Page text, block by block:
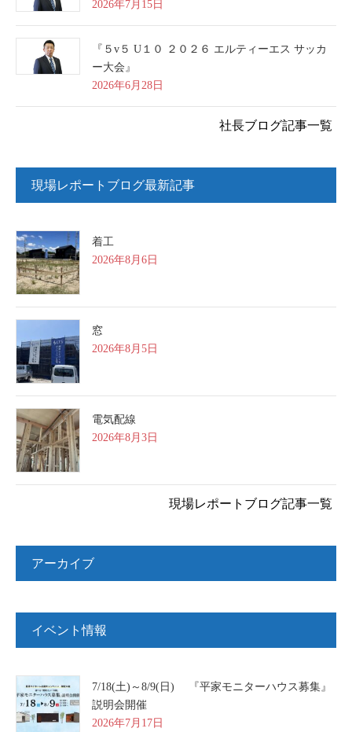
2026年7月15日
『５v５ U１０ ２０２６ エルティーエス サッカ
ー大会』
2026年6月28日
社長ブログ記事一覧
現場レポートブログ最新記事
着工
2026年8月6日
窓
2026年8月5日
電気配線
2026年8月3日
現場レポートブログ記事一覧
アーカイブ
イベント情報
7/18(土)～8/9(日) 『平家モニターハウス募集』
説明会開催
2026年7月17日